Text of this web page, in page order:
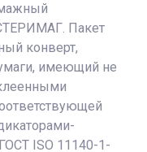
Пакет
конверт,
имеющий не
ISO 11140-1-